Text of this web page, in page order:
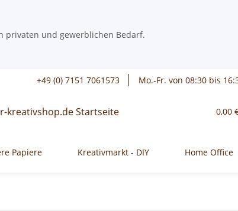
privaten und gewerblichen Bedarf.
+49 (0) 7151 7061573
Mo.-Fr. von 08:30 bis
0,00
Papiere Kreativmarkt - DIY Home Office